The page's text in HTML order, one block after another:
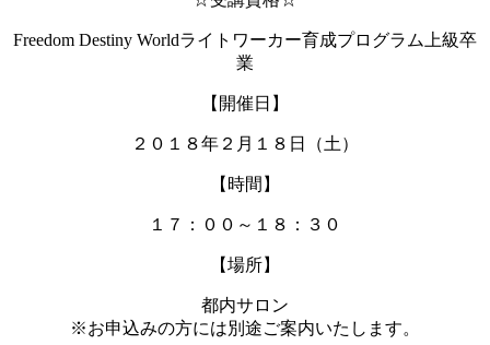
Freedom Destiny Worldライトワーカー育成プログラム上級卒
業
【開催日】
２０１８年２月１８日（土）
【時間】
１７：００～１８：３０
【場所】
都内サロン
※お申込みの方には別途ご案内いたします。